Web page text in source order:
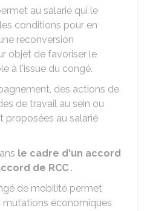
au salarié qui le
conditions pour en
reconversion
objet de favoriser le
à l'issue du congé.
des actions de
de travail au sein ou
proposées au salarié
le cadre d'un accord
de RCC .
de mobilité permet
économiques